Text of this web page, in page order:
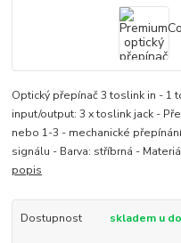
Optický přepínač 3 toslink in - 1
input/output: 3 x toslink jack -
nebo 1-3 - mechanické
signálu - Barva: stříbrná -
popis
Dostupnost skladem u